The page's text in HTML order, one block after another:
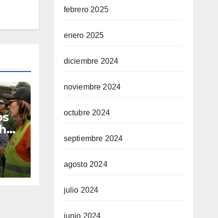
febrero 2025
enero 2025
diciembre 2024
noviembre 2024
octubre 2024
septiembre 2024
agosto 2024
julio 2024
junio 2024